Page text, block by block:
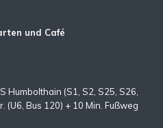
und Café
Humbolthain (S1, S2, S25, S26,
(U6, Bus 120) + 10 Min. Fußweg